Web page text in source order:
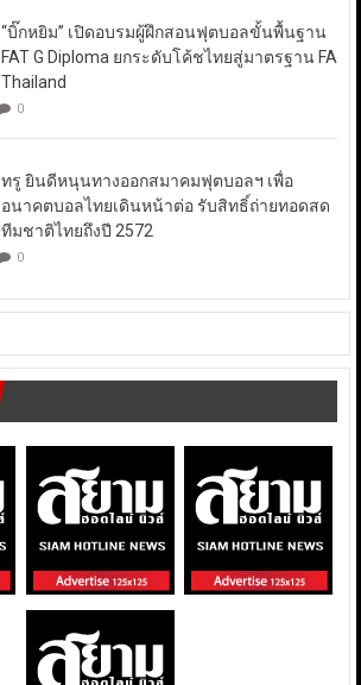
“บิ๊กหยิม” เปิดอบรมผู้ฝึกสอนฟุตบอลขั้นพื้นฐาน
FAT G Diploma ยกระดับโค้ชไทยสู่มาตรฐาน FA
Thailand
0
ทรู ยินดีหนุนทางออกสมาคมฟุตบอลฯ เพื่อ
อนาคตบอลไทยเดินหน้าต่อ รับสิทธิ์ถ่ายทอดสด
ทีมชาติไทยถึงปี 2572
0